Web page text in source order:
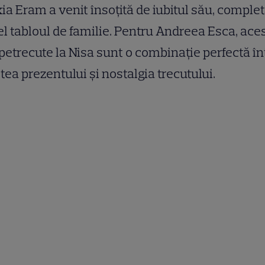
Eram a venit însoțită de iubitul său,
tabloul de familie. Pentru Andreea Esca,
la Nisa sunt o combinație perfectă
prezentului și nostalgia trecutului.